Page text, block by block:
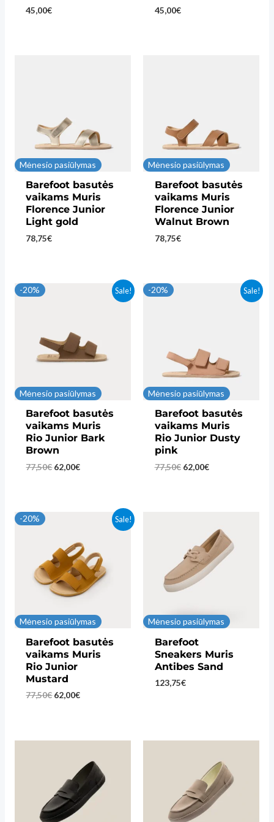
45,00€ 45,00€
Mėnesio pasiūlymas
Barefoot basutės
vaikams Muris
Florence Junior
Light gold
78,75€
Mėnesio pasiūlymas
Barefoot basutės
vaikams Muris
Florence Junior
Walnut Brown
78,75€
Sale!
Mėnesio pasiūlymas
-20%
Barefoot basutės
vaikams Muris
Rio Junior Bark
Brown
77,50€ Original
62,00€Current
Sale!
Mėnesio pasiūlymas
-20%
Barefoot basutės
vaikams Muris
Rio Junior Dusty
pink
77,50€ Original
62,00€Current
Sale!
Mėnesio pasiūlymas
-20%
Barefoot basutės
vaikams Muris
Rio Junior
Mustard
77,50€ Original
62,00€Current
Mėnesio pasiūlymas
Barefoot
Sneakers Muris
Antibes Sand
123,75€